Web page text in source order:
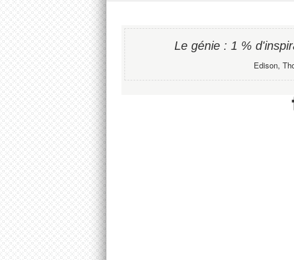
Le génie : 1 %
Edison,